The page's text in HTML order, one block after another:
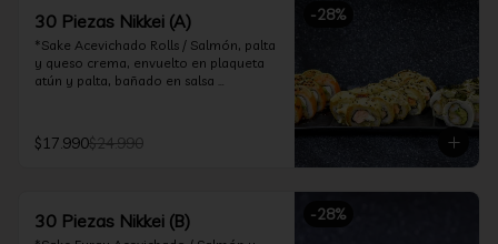
*Incluye 2 palitos, 2 soya 30ml, 1 salsa
teriyaki 30ml
-28%
30 Piezas Nikkei (A)
*Sake Acevichado Rolls / Salmón, palta
y queso crema, envuelto en plaqueta
atún y palta, bañado en salsa
*Shrimp Fire Rolls / Palta y camarón
furay, envuelto en queso crema
*Almond Furay / Pollo teriyaki, queso
crema y almendras tostadas, frito en
$17.990$24.990
-28%
30 Piezas Nikkei (B)